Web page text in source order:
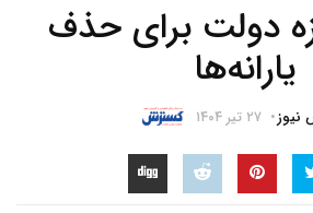
دولت برای حذف
یارانه‌ها
نیوز ۲۷ تیر ۱۴۰۴